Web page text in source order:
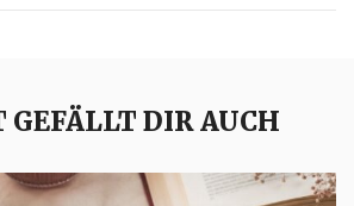
DIR AUCH